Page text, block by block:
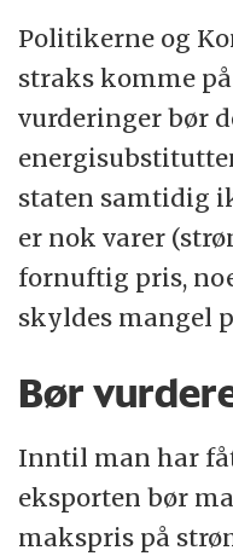
Politikerne og
straks komme
vurderinger bør
staten samtidig
er nok varer
fornuftig pris,
skyldes mangel
Bør
Inntil man har
eksporten bør
makspris på